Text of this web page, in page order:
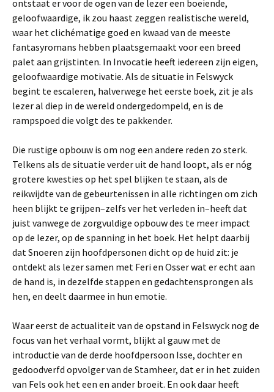
ontstaat er voor de ogen van de lezer een boeiende,
geloofwaardige, ik zou haast zeggen realistische wereld,
waar het clichématige goed en kwaad van de meeste
fantasyromans hebben plaatsgemaakt voor een breed
palet aan grijstinten. In Invocatie heeft iedereen zijn eigen,
geloofwaardige motivatie. Als de situatie in Felswyck
begint te escaleren, halverwege het eerste boek, zit je als
lezer al diep in de wereld ondergedompeld, en is de
rampspoed die volgt des te pakkender.
Die rustige opbouw is om nog een andere reden zo sterk.
Telkens als de situatie verder uit de hand loopt, als er nóg
grotere kwesties op het spel blijken te staan, als de
reikwijdte van de gebeurtenissen in alle richtingen om zich
heen blijkt te grijpen–zelfs ver het verleden in–heeft dat
juist vanwege de zorgvuldige opbouw des te meer impact
op de lezer, op de spanning in het boek. Het helpt daarbij
dat Snoeren zijn hoofdpersonen dicht op de huid zit: je
ontdekt als lezer samen met Feri en Osser wat er echt aan
de hand is, in dezelfde stappen en gedachtensprongen als
hen, en deelt daarmee in hun emotie.
Waar eerst de actualiteit van de opstand in Felswyck nog de
focus van het verhaal vormt, blijkt al gauw met de
introductie van de derde hoofdpersoon Isse, dochter en
gedoodverfd opvolger van de Stamheer, dat er in het zuiden
van Fels ook het een en ander broeit. En ook daar heeft